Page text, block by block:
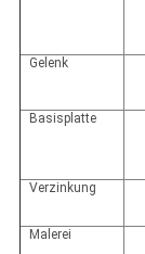
Gelenk
Basisplatte
Verzinkung
Malerei